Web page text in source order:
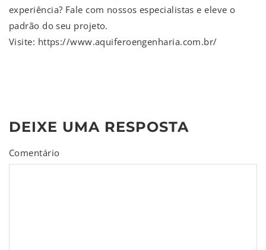
experiência? Fale com nossos especialistas e eleve o
padrão do seu projeto.
Visite: https://www.aquiferoengenharia.com.br/
DEIXE UMA RESPOSTA
Comentário